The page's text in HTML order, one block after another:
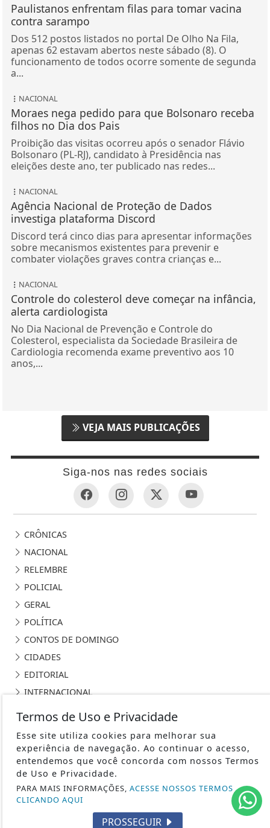
Paulistanos enfrentam filas para tomar vacina
contra sarampo
Dos 512 postos listados no portal De Olho Na Fila,
apenas 62 estavam abertos neste sábado (8). O
funcionamento de todos ocorre somente de segunda
a...
NACIONAL
Moraes nega pedido para que Bolsonaro receba
filhos no Dia dos Pais
Proibição das visitas ocorreu após o senador Flávio
Bolsonaro (PL-RJ), candidato à Presidência nas
eleições deste ano, ter publicado nas redes...
NACIONAL
Agência Nacional de Proteção de Dados
investiga plataforma Discord
Discord terá cinco dias para apresentar informações
sobre mecanismos existentes para prevenir e
combater violações graves contra crianças e...
NACIONAL
Controle do colesterol deve começar na infância,
alerta cardiologista
No Dia Nacional de Prevenção e Controle do
Colesterol, especialista da Sociedade Brasileira de
Cardiologia recomenda exame preventivo aos 10
anos,...
VEJA MAIS PUBLICAÇÕES
Siga-nos nas redes sociais
CRÔNICAS
NACIONAL
RELEMBRE
POLICIAL
GERAL
POLÍTICA
CONTOS DE DOMINGO
CIDADES
EDITORIAL
INTERNACIONAL
CULTURA
EVENTOS
RELIGIÃO
TECNOLOGIA
Termos de Uso e Privacidade
Esse site utiliza cookies para melhorar sua
experiência de navegação. Ao continuar o acesso,
entendemos que você concorda com nossos Termos
de Uso e Privacidade.
PARA MAIS INFORMAÇÕES, ACESSE NOSSOS TERMOS
CLICANDO AQUI
PROSSEGUIR